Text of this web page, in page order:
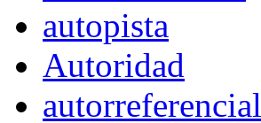
autopista
Autoridad
autorreferencial